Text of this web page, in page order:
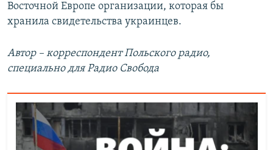
Восточной Европе организации, которая бы
хранила свидетельства украинцев.
Автор – корреспондент Польского радио,
специально для Радио Свобода